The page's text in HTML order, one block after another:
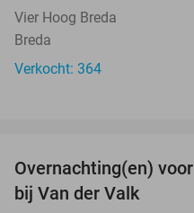
Vier Hoog Breda
Breda
Verkocht: 364
Overnachting(en)
bij Van der Valk